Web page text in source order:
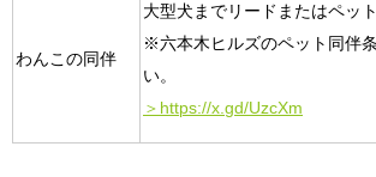
わんこの同伴
大型犬までリードまたはペッ
※六本木ヒルズのペット同伴
い。
＞https://x.gd/UzcXm